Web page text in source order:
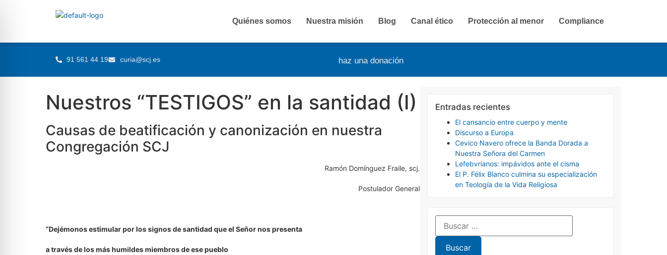
91 561 44 19 curia@scj.es haz una donación
Quiénes somos Nuestra misión Blog Canal ético Protección al menor Compliance
Nuestros “TESTIGOS” en la santidad (I)
Causas de beatificación y canonización en nuestra
Congregación SCJ
Ramón Domínguez Fraile, scj.
Postulador General
“Dejémonos estimular por los signos de santidad que el Señor nos presenta
a través de los más humildes miembros de ese pueblo
Entradas recientes
El cansancio entre cuerpo y mente
Discurso a Europa
Cevico Navero ofrece la Banda Dorada a
Nuestra Señora del Carmen
Lefebvrianos: impávidos ante el cisma
El P. Félix Blanco culmina su especialización
en Teología de la Vida Religiosa